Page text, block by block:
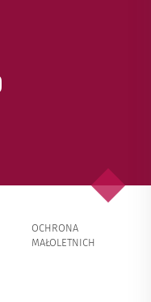
OCHRONA
MAŁOLETNICH